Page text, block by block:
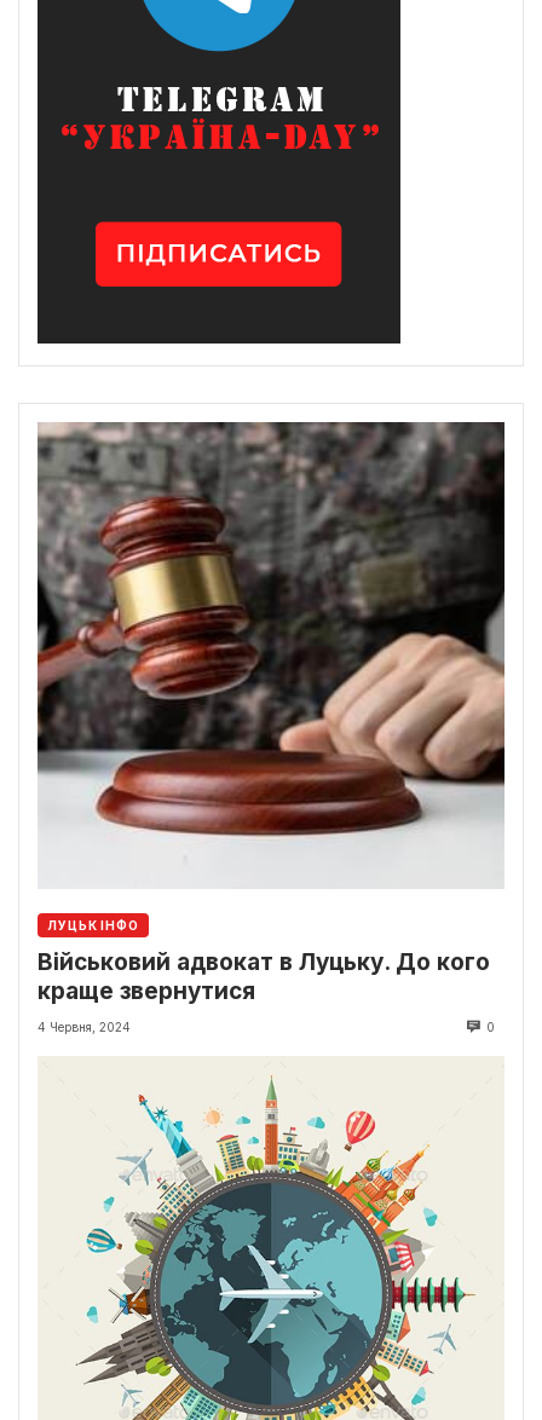
ЛУЦЬК ІНФО
Військовий адвокат в Луцьку. До кого
краще звернутися
4 Червня, 2024 0